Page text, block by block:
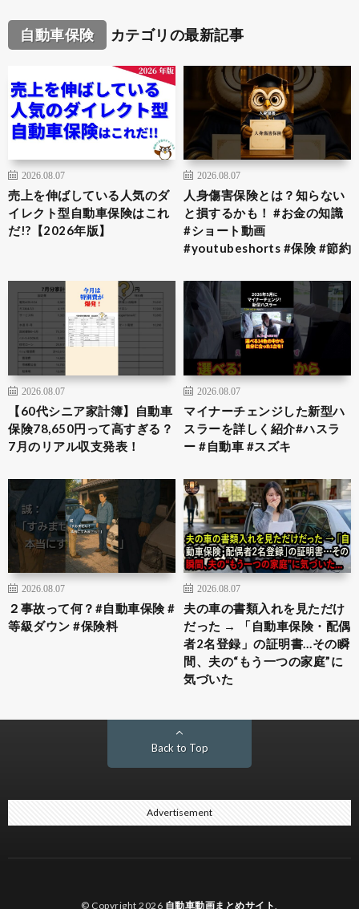
自動車保険 カテゴリの最新記事
2026.08.07
売上を伸ばしている人気のダ
イレクト型自動車保険はこれ
だ!?【2026年版】
2026.08.07
人身傷害保険とは？知らない
と損するかも！ #お金の知識
#ショート動画
#youtubeshorts #保険 #節約
2026.08.07
​【60代シニア家計簿】自動車
保険78,650円って高すぎる？
7月のリアル収支発表！
2026.08.07
マイナーチェンジした新型ハ
スラーを詳しく紹介#ハスラ
ー #自動車 #スズキ
2026.08.07
２事故って何？#自動車保険 #
等級ダウン #保険料
2026.08.07
夫の車の書類入れを見ただけ
だった → 「自動車保険・配偶
者2名登録」の証明書…その瞬
間、夫の“もう一つの家庭”に
気づいた
Back to Top
Advertisement
© Copyright 2026 自動車動画まとめサイト.